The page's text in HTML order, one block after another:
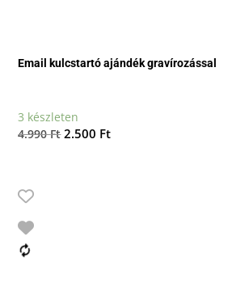
Email kulcstartó ajándék gravírozással
3 készleten
4.990FtOriginal
2.500 FtCurrent